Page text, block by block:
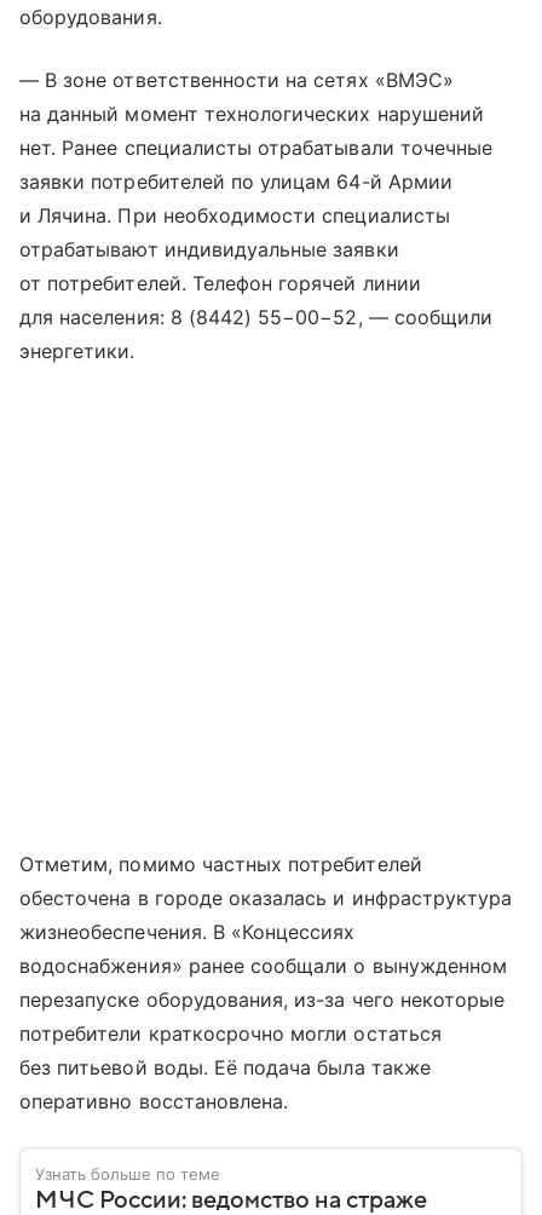
оборудования.
— В зоне ответственности на сетях «ВМЭС»
на данный момент технологических нарушений
нет. Ранее специалисты отрабатывали точечные
заявки потребителей по улицам 64-й Армии
и Лячина. При необходимости специалисты
отрабатывают индивидуальные заявки
от потребителей. Телефон горячей линии
для населения: 8 (8442) 55−00−52, — сообщили
энергетики.
Отметим, помимо частных потребителей
обесточена в городе оказалась и инфраструктура
жизнеобеспечения. В «Концессиях
водоснабжения» ранее сообщали о вынужденном
перезапуске оборудования, из-за чего некоторые
потребители краткосрочно могли остаться
без питьевой воды. Её подача была также
оперативно восстановлена.
Узнать больше по теме
МЧС России: ведомство на страже